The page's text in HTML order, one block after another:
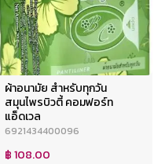
ผ้าอนามัย สำหรับทุกวัน
สมุนไพรบิวตี้ คอมฟอร์ท
แอ็ดเวล
6921434400096
฿ 108.00